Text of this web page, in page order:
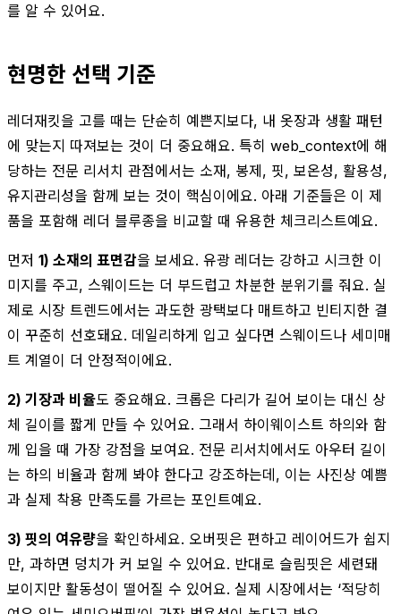
를 알 수 있어요.
현명한 선택 기준
레더재킷을 고를 때는 단순히 예쁜지보다, 내 옷장과 생활 패턴
에 맞는지 따져보는 것이 더 중요해요. 특히 web_context에 해
당하는 전문 리서치 관점에서는 소재, 봉제, 핏, 보온성, 활용성,
유지관리성을 함께 보는 것이 핵심이에요. 아래 기준들은 이 제
품을 포함해 레더 블루종을 비교할 때 유용한 체크리스트예요.
먼저 1) 소재의 표면감을 보세요. 유광 레더는 강하고 시크한 이
미지를 주고, 스웨이드는 더 부드럽고 차분한 분위기를 줘요. 실
제로 시장 트렌드에서는 과도한 광택보다 매트하고 빈티지한 결
이 꾸준히 선호돼요. 데일리하게 입고 싶다면 스웨이드나 세미매
트 계열이 더 안정적이에요.
2) 기장과 비율도 중요해요. 크롭은 다리가 길어 보이는 대신 상
체 길이를 짧게 만들 수 있어요. 그래서 하이웨이스트 하의와 함
께 입을 때 가장 강점을 보여요. 전문 리서치에서도 아우터 길이
는 하의 비율과 함께 봐야 한다고 강조하는데, 이는 사진상 예쁨
과 실제 착용 만족도를 가르는 포인트예요.
3) 핏의 여유량을 확인하세요. 오버핏은 편하고 레이어드가 쉽지
만, 과하면 덩치가 커 보일 수 있어요. 반대로 슬림핏은 세련돼
보이지만 활동성이 떨어질 수 있어요. 실제 시장에서는 ‘적당히